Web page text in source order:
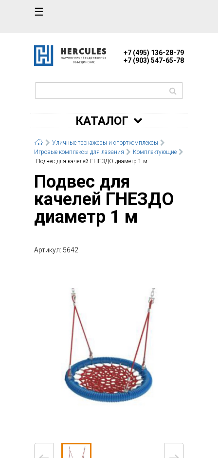
☰
+7 (495) 136-28-79
+7 (903) 547-65-78
КАТАЛОГ
Уличные тренажеры и спорткомплексы
Игровые комплексы для лазания
Комплектующие
Подвес для качелей ГНЕЗДО диаметр 1 м
Подвес для
качелей ГНЕЗДО
диаметр 1 м
Артикул: 5642